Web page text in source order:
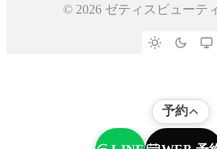
© 2026 ゼティスビューテ
予約